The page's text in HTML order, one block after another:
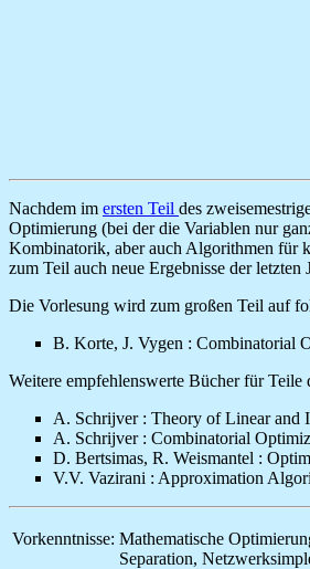
Nachdem im ersten Teil des
Optimierung (bei der die Variablen nur
Kombinatorik, aber auch Algorithmen für
zum Teil auch neue Ergebnisse der letzten
Die Vorlesung wird zum großen Teil auf
B. Korte, J. Vygen : Combinatorial
Weitere empfehlenswerte Bücher für Teile
A. Schrijver : Theory of Linear and
A. Schrijver : Combinatorial
D. Bertsimas, R. Weismantel :
V.V. Vazirani : Approximation
Vorkenntnisse: Mathematische
Separation,